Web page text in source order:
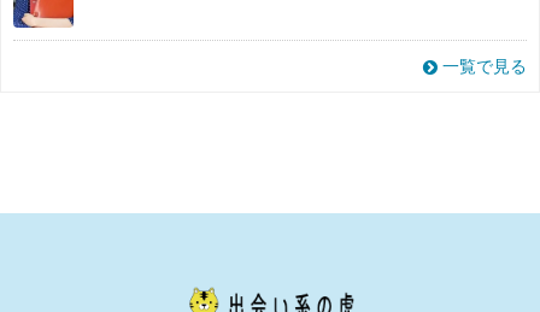
一覧で見る